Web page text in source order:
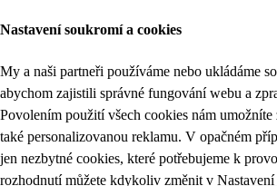
Nastavení soukromí a cookies
My a naši partneři používáme nebo ukládáme
abychom zajistili správné fungování webu a
Povolením použití všech cookies nám
také personalizovanou reklamu. V opačném
jen nezbytné cookies, které potřebujeme k
rozhodnutí můžete kdykoliv změnit v